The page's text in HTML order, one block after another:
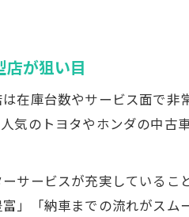
が狙い目
在庫台数やサービス面で
気のトヨタやホンダの中古
サービスが充実している
」「納車までの流れがスム